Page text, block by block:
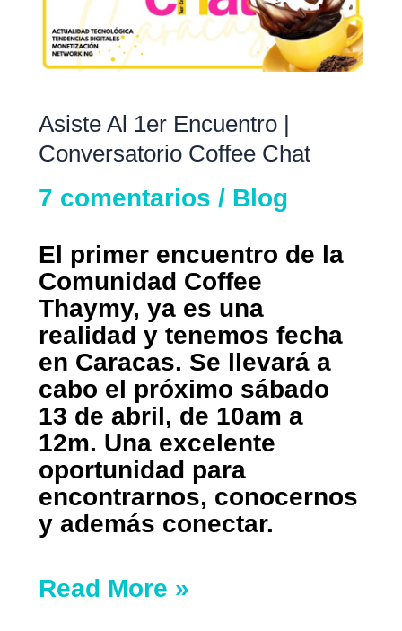
Asiste Al 1er Encuentro |
Conversatorio Coffee Chat
7 comentarios / Blog
El primer encuentro de la
Comunidad Coffee
Thaymy, ya es una
realidad y tenemos fecha
en Caracas. Se llevará a
cabo el próximo sábado
13 de abril, de 10am a
12m. Una excelente
oportunidad para
encontrarnos, conocernos
y además conectar.
Conversatorio
Coffee
Read More »